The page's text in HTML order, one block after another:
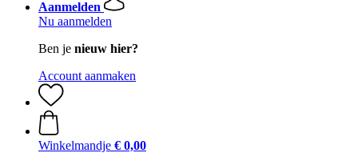
Aanmelden
Nu aanmelden
Ben je nieuw hier?
Account aanmaken
Winkelmandje € 0,00